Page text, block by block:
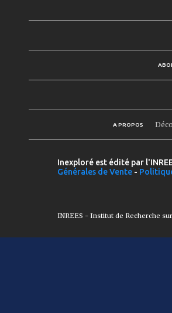
A PROPOS
Inexploré est édité par
Générales de Vente -
INREES - Institut de Recherche